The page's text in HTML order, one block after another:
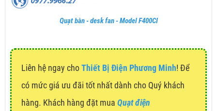
Quạt bàn - desk fan - Model F400CI
Liên hệ ngay choThiết Bị Điện Phương Minh! Để
có mức giá ưu đãi tốt nhất dành cho Quý khách
hàng. Khách hàng đặt mua Quạt điện